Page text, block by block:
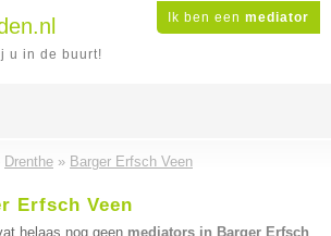
Ik ben een mediator
u in de buurt!
Drenthe » Barger Erfsch Veen
Erfsch Veen
helaas nog geen mediators in Barger Erfsch